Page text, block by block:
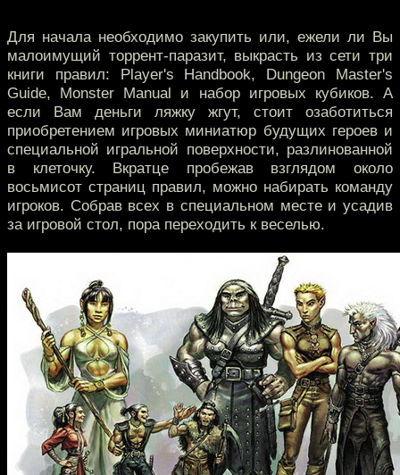
Для начала необходимо закупить или, ежели ли Вы
малоимущий торрент-паразит, выкрасть из сети три
книги правил: Player's Handbook, Dungeon Master's
Guide, Monster Manual и набор игровых кубиков. А
если Вам деньги ляжку жгут, стоит озаботиться
приобретением игровых миниатюр будущих героев и
специальной игральной поверхности, разлинованной
в клеточку. Вкратце пробежав взглядом около
восьмисот страниц правил, можно набирать команду
игроков. Собрав всех в специальном месте и усадив
за игровой стол, пора переходить к веселью.